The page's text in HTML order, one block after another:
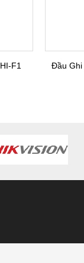
F1 Đầu Ghi